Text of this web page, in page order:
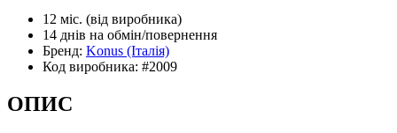
12 міс. (від виробника)
14 днів на обмін/повернення
Бренд: Konus (Італія)
Код виробника: #2009
ОПИС